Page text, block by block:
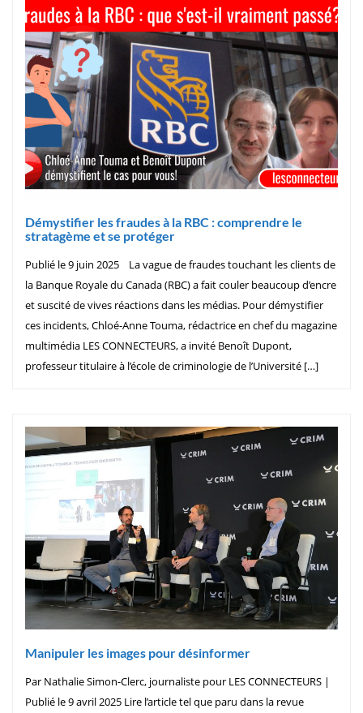
Démystifier les fraudes à la RBC : comprendre le
stratagème et se protéger
Publié le 9 juin 2025 La vague de fraudes touchant les clients de
la Banque Royale du Canada (RBC) a fait couler beaucoup d’encre
et suscité de vives réactions dans les médias. Pour démystifier
ces incidents, Chloé-Anne Touma, rédactrice en chef du magazine
multimédia LES CONNECTEURS, a invité Benoît Dupont,
professeur titulaire à l’école de criminologie de l’Université […]
Manipuler les images pour désinformer
Par Nathalie Simon-Clerc, journaliste pour LES CONNECTEURS |
Publié le 9 avril 2025 Lire l’article tel que paru dans la revue